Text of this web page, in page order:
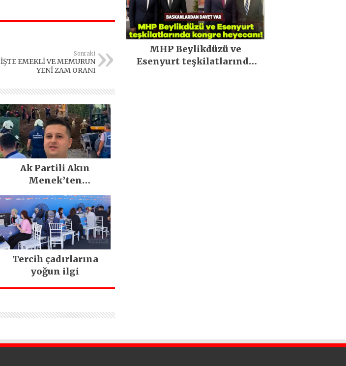
Sonraki
İŞTE EMEKLİ VE MEMURUN
YENİ ZAM ORANI
Ak Partili Akın
Menek’ten
heyelan sonrası
kritik uyarı
Tercih çadırlarına
yoğun ilgi
MHP Beylikdüzü ve
Esenyurt teşkilatlarında